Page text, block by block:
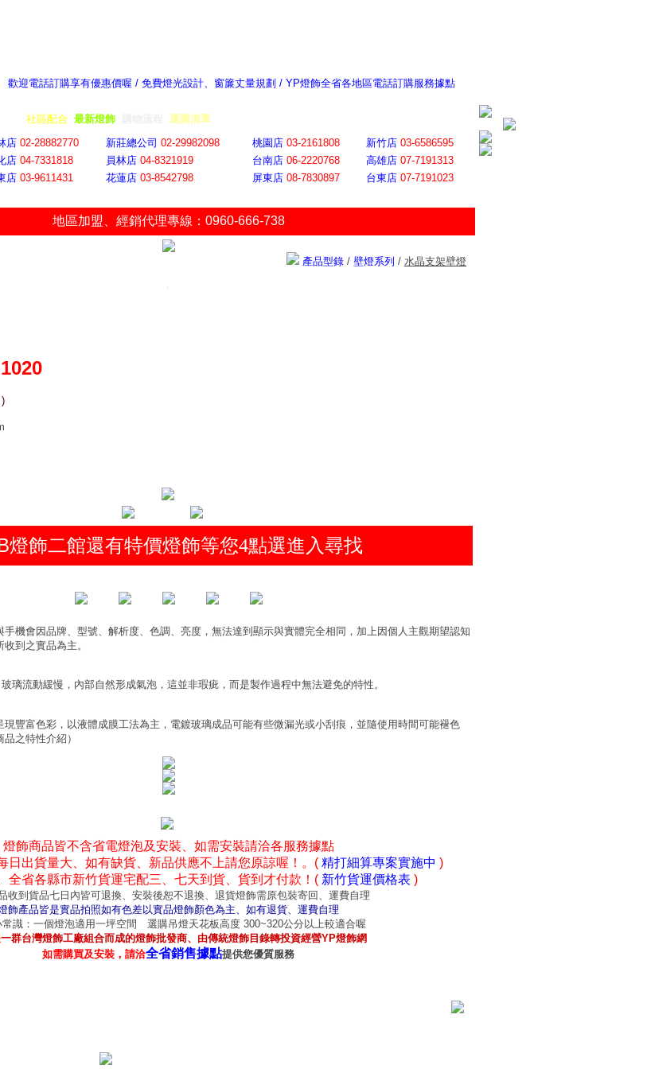
歡迎電話訂購享有優惠價喔 / 免費燈光設計、窗簾丈量規劃 / YP燈飾全省各地區電話訂購服務據點
社區配合 最新燈飾 選購清單
店 02-28882770 新莊總公司 02-29982098 桃園店 03-2161808 新竹店 03-6586595
店 04-7331818 員林店 04-8321919 台南店 06-2220768 高雄店 07-7191313
店 03-9611431 花蓮店 03-8542798 屏東店 08-7830897 台東店 07-7191023
地區加盟 經銷代理專線：0960-666-738
產品型錄 / 壁燈系列 / 水晶支架壁燈
1020
燈飾二館還有特價燈飾等您4點選進入尋找
機會因品牌、型號、解析度、色調、亮度，無法達到顯示與實體完全相同，加上因個人主觀期望認知
到之實品為主。
璃流動緩慢，內部自然形成氣泡，這並非瑕疵，而是製作過程中無法避免的特性。
豐富色彩，以液體成膜工法為主，電鍍玻璃成品可能有些微漏光或小刮痕，並隨使用時間可能褪色
之特性介紹）
燈飾商品皆不含省電燈泡及安裝、如需安裝請洽各服務據點
日出貨量大、如有缺貨、新品供應不上請您原諒喔！。( 精打細算專案實施中 )
全省各縣市新竹貨運宅配三、七天到貨、貨到才付款！( 新竹貨運價格表 )
收到貨品七日內皆可退換、安裝後恕不退換、退貨燈飾需原包裝寄回、運費自理
飾產品皆是實品拍照如有色差以實品燈飾顏色為主、如有退貨、運費自理
常識：一個燈泡適用一坪空間 選購吊燈天花板高度 300~320公分以上較適合喔
群台灣燈飾工廠組合而成的燈飾批發商、由傳統燈飾目錄轉投資經營YP燈飾網
如需購買及安裝，請洽全省銷售據點提供您優質服務